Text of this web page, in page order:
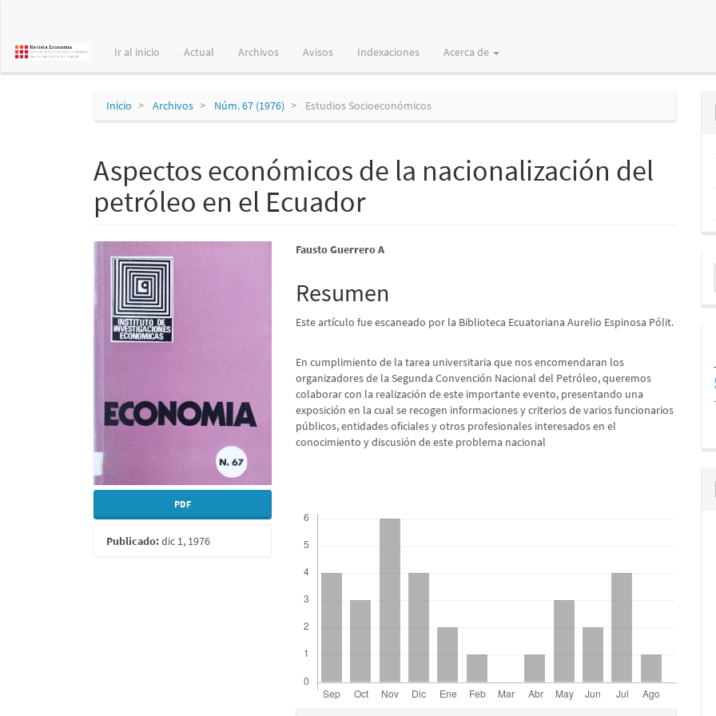
principal
Ir al inicio Actual Archivos Avisos Indexaciones Acerca de
Inicio Archivos Núm. 67 (1976) Estudios Socioeconómicos
Aspectos económicos de la nacionalización del
petróleo en el Ecuador
Barra
lateral
del
artículo
PDF
Publicado:dic 1, 1976
Contenido
principal
del
artículo
Fausto Guerrero A
Resumen
Este artículo fue escaneado por la Biblioteca Ecuatoriana Aurelio Espinosa Pólit.
En cumplimiento de la tarea universitaria que nos encomendaran los
organizadores de la Segunda Convención Nacional del Petróleo, queremos
colaborar con la realización de este importante evento, presentando una
exposición en la cual se recogen informaciones y criterios de varios funcionarios
públicos, entidades oficiales y otros profesionales interesados en el
conocimiento y discusión de este problema nacional